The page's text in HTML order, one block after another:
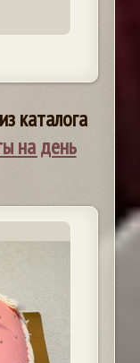
каталога
на день